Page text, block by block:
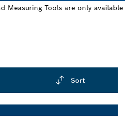
Measuring Tools are only available
Sort
closed